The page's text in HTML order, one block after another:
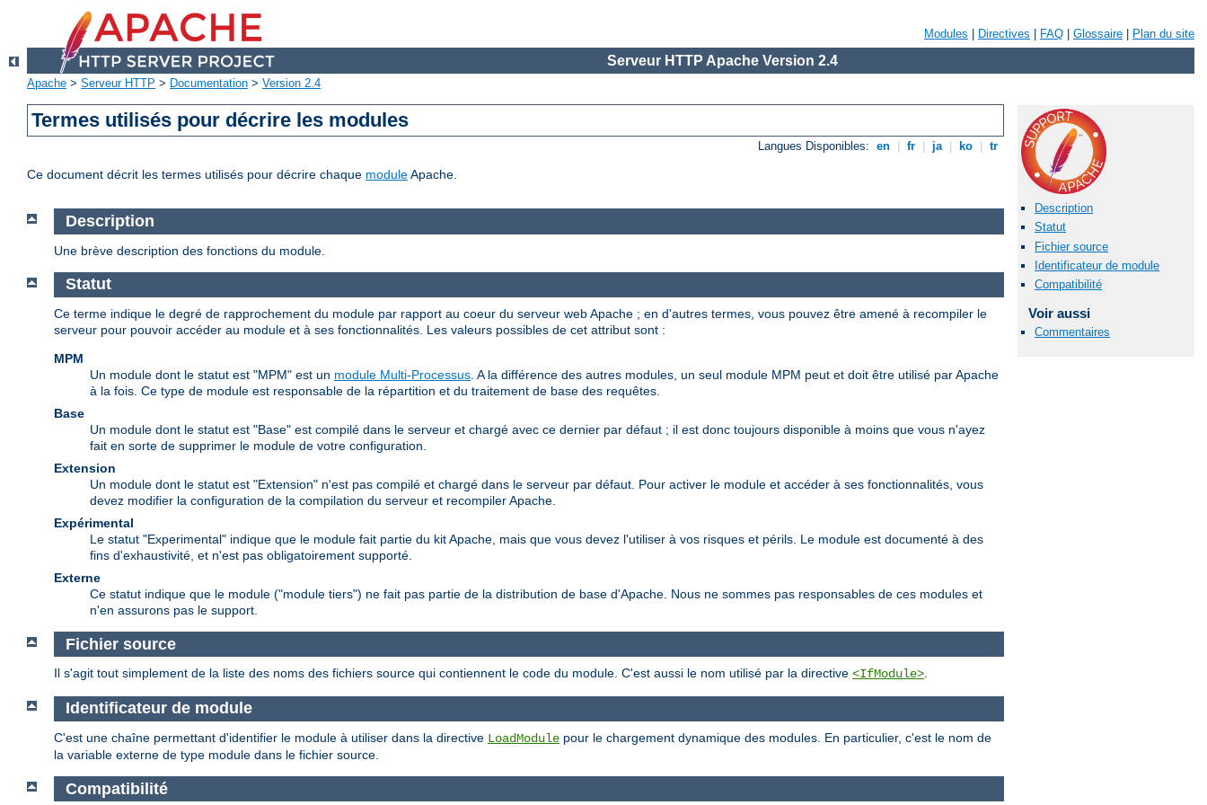
Modules Directives FAQ Glossaire Plan du site
Serveur HTTP Apache Version 2.4
Apache > Serveur HTTP > Documentation > Version 2.4
Termes utilisés pour décrire les modules
Langues Disponibles: en fr ja ko tr
Ce document décrit les termes utilisés pour décrire chaque moduleApache.
Description
Statut
Fichier source
Identificateur de module
Compatibilité
Voir aussi
Commentaires
Description
Une brève description des fonctions du module.
Statut
Ce terme indique le degré de rapprochement du module par rapport au coeur du serveur web Apache ; en d'autres termes, vous pouvez être amené à recompiler le
serveur pour pouvoir accéder au module et à ses fonctionnalités. Les valeurs possibles de cet attribut sont :
MPM
Un module dont le statut est "MPM" est un module Multi-Processus . A la différence des autres modules, un seul module MPM peut et doit être utilisé par Apache
à la fois. Ce type de module est responsable de la répartition et du traitement de base des requêtes.
Base
Un module dont le statut est "Base" est compilé dans le serveur et chargé avec ce dernier par défaut ; il est donc toujours disponible à moins que vous n'ayez
fait en sorte de supprimer le module de votre configuration.
Extension
Un module dont le statut est "Extension" n'est pas compilé et chargé dans le serveur par défaut. Pour activer le module et accéder à ses fonctionnalités, vous
devez modifier la configuration de la compilation du serveur et recompiler Apache.
Expérimental
Le statut "Experimental" indique que le module fait partie du kit Apache, mais que vous devez l'utiliser à vos risques et périls. Le module est documenté à des
fins d'exhaustivité, et n'est pas obligatoirement supporté.
Externe
Ce statut indique que le module ("module tiers") ne fait pas partie de la distribution de base d'Apache. Nous ne sommes pas responsables de ces modules et
n'en assurons pas le support.
Fichier source
Il s'agit tout simplement de la liste des noms des fichiers source qui contiennent le code du module. C'est aussi le nom utilisé par la directive <IfModule>.
Identificateur de module
C'est une chaîne permettant d'identifier le module à utiliser dans la directive LoadModule pour le chargement dynamique des modules. En particulier, c'est le nom de
la variable externe de type module dans le fichier source.
Compatibilité